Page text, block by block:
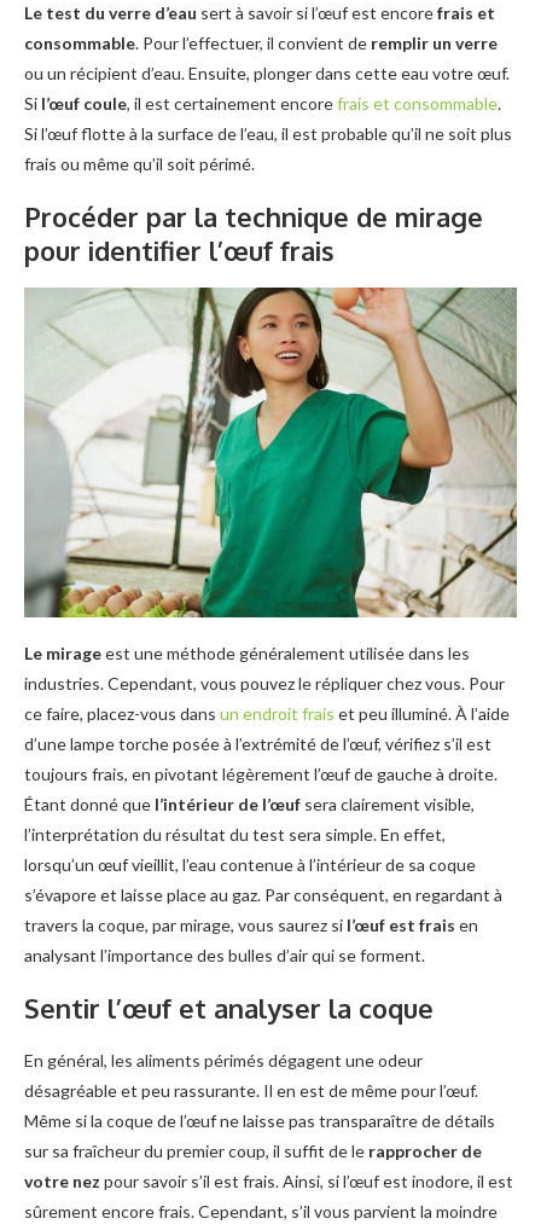
Le test du verre d’eau sert à savoir si l’œuf est encorefrais et
consommable. Pour l’effectuer, il convient de remplir un verre
ou un récipient d’eau. Ensuite, plonger dans cette eau votre œuf.
Si l’œuf coule, il est certainement encorefrais et consommable.
Si l’œuf flotte à la surface de l’eau, il est probable qu’il ne soit plus
frais ou même qu’il soit périmé.
Procéder par la technique de mirage
pour identifier l’œuf frais
Le mirageest une méthode généralement utilisée dans les
industries. Cependant, vous pouvez le répliquer chez vous. Pour
ce faire, placez-vous dans un endroit frais et peu illuminé. À l’aide
d’une lampe torche posée à l’extrémité de l’œuf, vérifiez s’il est
toujours frais, en pivotant légèrement l’œuf de gauche à droite.
Étant donné que l’intérieur de l’œuf sera clairement visible,
l’interprétation du résultat du test sera simple. En effet,
lorsqu’un œuf vieillit, l’eau contenue à l’intérieur de sa coque
s’évapore et laisse place au gaz. Par conséquent, en regardant à
travers la coque, par mirage, vous saurez si l’œuf est frais en
analysant l’importance des bulles d’air qui se forment.
Sentir l’œuf et analyser la coque
En général, les aliments périmés dégagent une odeur
désagréable et peu rassurante. Il en est de même pour l’œuf.
Même si la coque de l’œuf ne laisse pas transparaître de détails
sur sa fraîcheur du premier coup, il suffit de le rapprocher de
votre nez pour savoir s’il est frais. Ainsi, si l’œuf est inodore, il est
sûrement encore frais. Cependant, s’il vous parvient la moindre